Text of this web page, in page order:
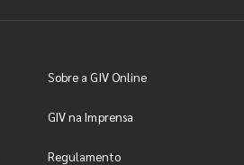
Sobre a GIV Online
GIV na Imprensa
Regulamento